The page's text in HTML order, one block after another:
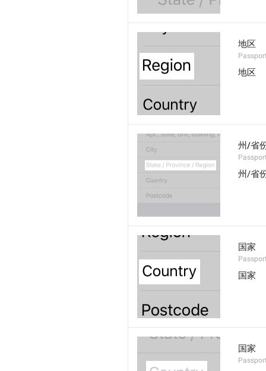
地区
地区
州/省
州/省
国家
国家
国家